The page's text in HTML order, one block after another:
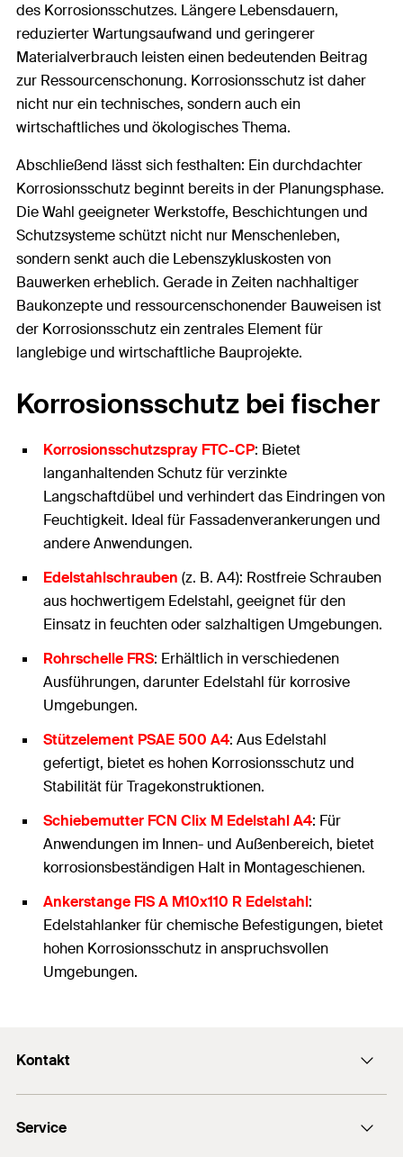
des Korrosionsschutzes. Längere Lebensdauern,
reduzierter Wartungsaufwand und geringerer
Materialverbrauch leisten einen bedeutenden Beitrag
zur Ressourcenschonung. Korrosionsschutz ist daher
nicht nur ein technisches, sondern auch ein
wirtschaftliches und ökologisches Thema.
Abschließend lässt sich festhalten: Ein durchdachter
Korrosionsschutz beginnt bereits in der Planungsphase.
Die Wahl geeigneter Werkstoffe, Beschichtungen und
Schutzsysteme schützt nicht nur Menschenleben,
sondern senkt auch die Lebenszykluskosten von
Bauwerken erheblich. Gerade in Zeiten nachhaltiger
Baukonzepte und ressourcenschonender Bauweisen ist
der Korrosionsschutz ein zentrales Element für
langlebige und wirtschaftliche Bauprojekte.
Korrosionsschutz bei fischer
Korrosionsschutzspray FTC-CP: Bietet
langanhaltenden Schutz für verzinkte
Langschaftdübel und verhindert das Eindringen von
Feuchtigkeit. Ideal für Fassadenverankerungen und
andere Anwendungen.
Edelstahlschrauben (z. B. A4): Rostfreie Schrauben
aus hochwertigem Edelstahl, geeignet für den
Einsatz in feuchten oder salzhaltigen Umgebungen.
Rohrschelle FRS: Erhältlich in verschiedenen
Ausführungen, darunter Edelstahl für korrosive
Umgebungen.
Stützelement PSAE 500 A4: Aus Edelstahl
gefertigt, bietet es hohen Korrosionsschutz und
Stabilität für Tragekonstruktionen.
Schiebemutter FCN Clix M Edelstahl A4: Für
Anwendungen im Innen- und Außenbereich, bietet
korrosionsbeständigen Halt in Montageschienen.
Ankerstange FIS A M10x110 R Edelstahl:
Edelstahlanker für chemische Befestigungen, bietet
hohen Korrosionsschutz in anspruchsvollen
Umgebungen.
Kontakt
Presse
Service